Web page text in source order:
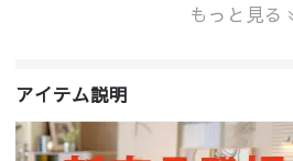
もっと見る
アイテム説明